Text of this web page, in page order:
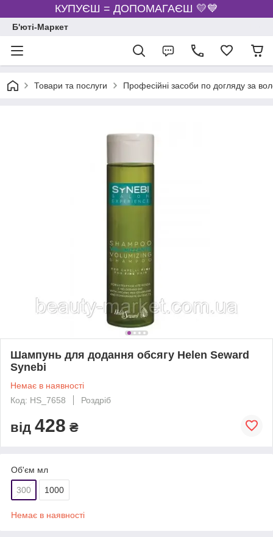
КУПУЄШ = ДОПОМАГАЄШ 💛💙
Б'юті-Маркет
Товари та послуги Професійні засоби по догляду за
Шампунь для додання обсягу Helen Seward
Synebi
Немає в наявності
Код: HS_7658
Роздріб
від 428 ₴
Об'єм мл
300 1000
Немає в наявності